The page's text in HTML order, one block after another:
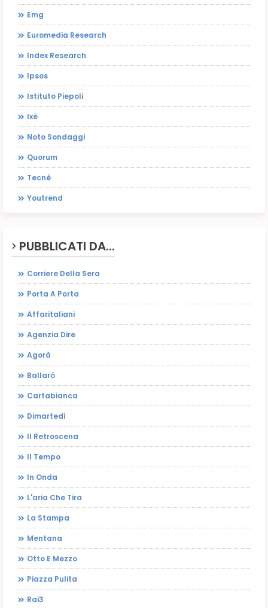
Emg
Euromedia Research
Index Research
Ipsos
Istituto Piepoli
Ixè
Noto Sondaggi
Quorum
Tecnè
Youtrend
PUBBLICATI DA...
Corriere Della Sera
Porta A Porta
Affaritaliani
Agenzia Dire
Agorà
Ballarò
Cartabianca
Dimartedì
Il Retroscena
Il Tempo
In Onda
L'aria Che Tira
La Stampa
Mentana
Otto E Mezzo
Piazza Pulita
Rai3